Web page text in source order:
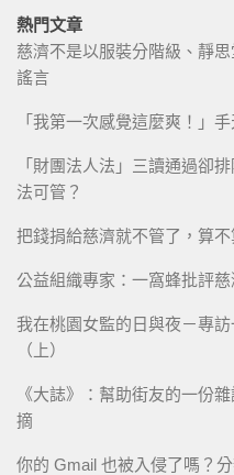
熱門文章
慈濟不是以服裝分階級、靜
謠言
「我第一次感覺這麼爽！」
「財團法人法」三讀通過卻
法可管？
把錢捐給慈濟就不管了，算不
公益組織專家：一窩蜂批評
我在桃園女監的日與夜－專
（上）
《大誌》：幫助街友的一份
摘
你的 Gmail 也被入侵了嗎？